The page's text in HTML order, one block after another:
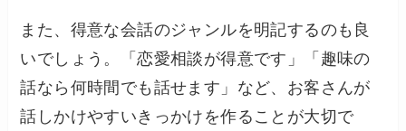
また、得意な会話のジャンルを明記するのも良
いでしょう。「恋愛相談が得意です」「趣味の
話なら何時間でも話せます」など、お客さんが
話しかけやすいきっかけを作ることが大切で